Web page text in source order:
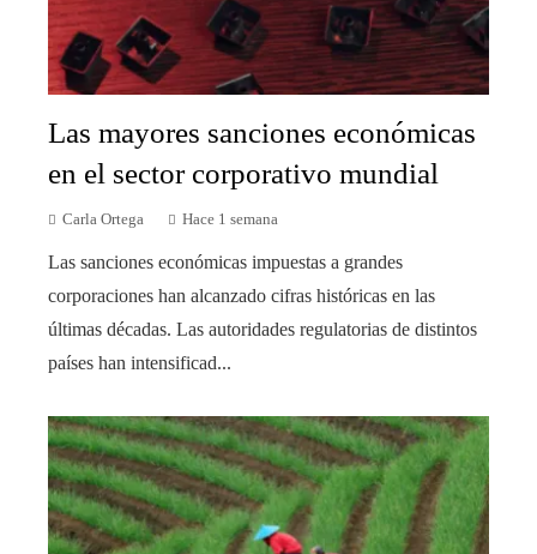
Las mayores sanciones económicas
en el sector corporativo mundial
Carla Ortega Hace 1 semana
Las sanciones económicas impuestas a grandes
corporaciones han alcanzado cifras históricas en las
últimas décadas. Las autoridades regulatorias de distintos
países han intensificad...